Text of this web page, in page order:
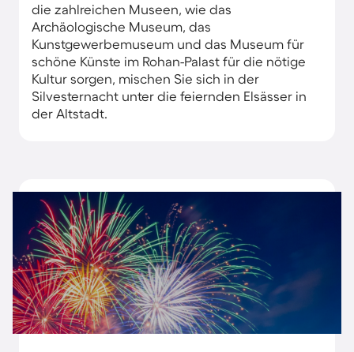
die zahlreichen Museen, wie das
Archäologische Museum, das
Kunstgewerbemuseum und das Museum für
schöne Künste im Rohan-Palast für die nötige
Kultur sorgen, mischen Sie sich in der
Silvesternacht unter die feiernden Elsässer in
der Altstadt.